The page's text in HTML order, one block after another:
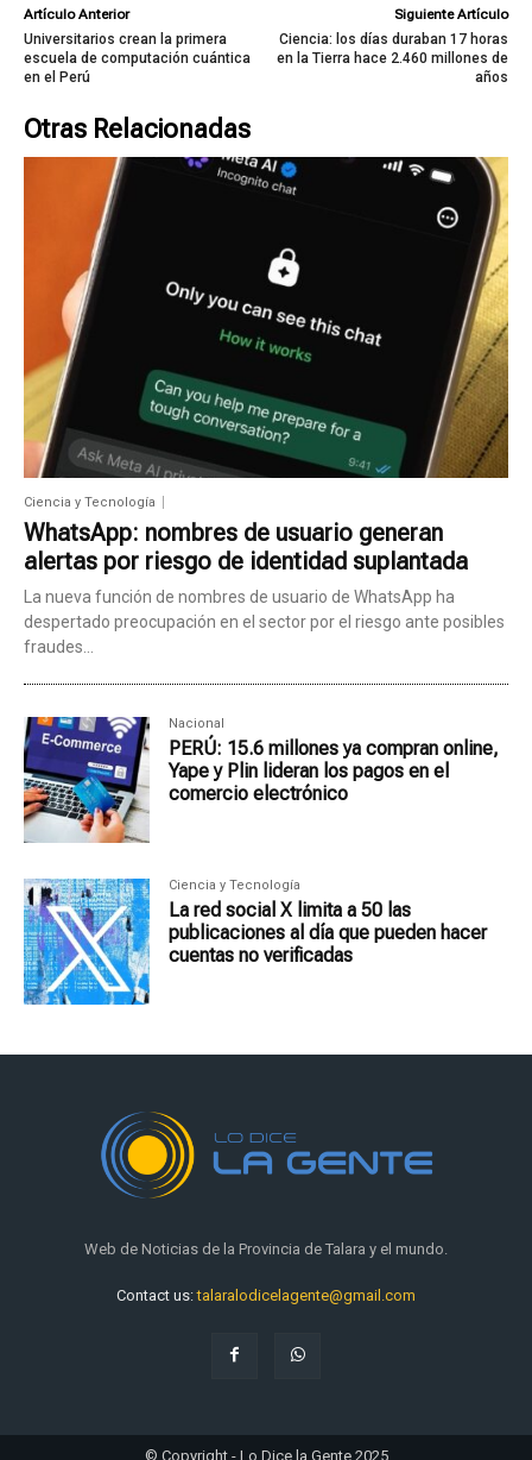
Artículo Anterior
Universitarios crean la primera
escuela de computación cuántica
en el Perú
Siguiente Artículo
Ciencia: los días duraban 17 horas
en la Tierra hace 2.460 millones de
años
Otras Relacionadas
Ciencia y Tecnología
WhatsApp: nombres de usuario generan
alertas por riesgo de identidad suplantada
La nueva función de nombres de usuario de WhatsApp ha
despertado preocupación en el sector por el riesgo ante posibles
fraudes...
Nacional
PERÚ: 15.6 millones ya compran online,
Yape y Plin lideran los pagos en el
comercio electrónico
Ciencia y Tecnología
La red social X limita a 50 las
publicaciones al día que pueden hacer
cuentas no verificadas
Web de Noticias de la Provincia de Talara y el mundo.
Contact us:talaralodicelagente@gmail.com
© Copyright - Lo Dice la Gente 2025